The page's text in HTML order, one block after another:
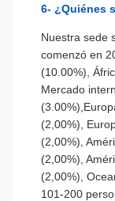
6- ¿Quiénes
Nuestra sede
comenzó en
(10.00%),
Mercado
(2,00%),
(2,00%),
(2,00%),
(2,00%),
101-200